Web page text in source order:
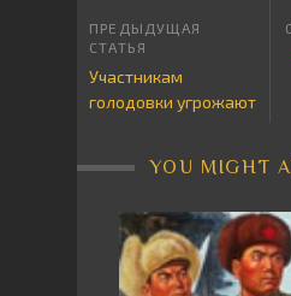
Участникам
голодовки угрожают
YOU MIGHT